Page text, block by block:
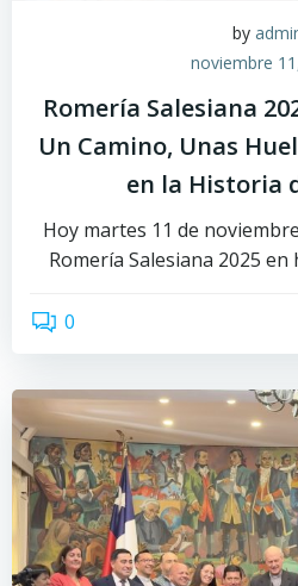
by
noviembre
Romería Salesiana
Un Camino, Unas
en la Historia
Hoy martes 11 de
Romería Salesiana 2025
0